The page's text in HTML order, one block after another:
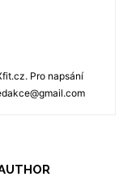
Pro napsání